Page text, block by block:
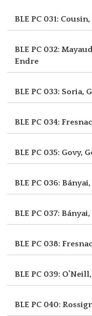
BLE PC 031:
BLE PC 032:
Endre
BLE PC 033: Soria,
BLE PC 034:
BLE PC 035: Govy,
BLE PC 036:
BLE PC 037:
BLE PC 038:
BLE PC 039:
BLE PC 040: